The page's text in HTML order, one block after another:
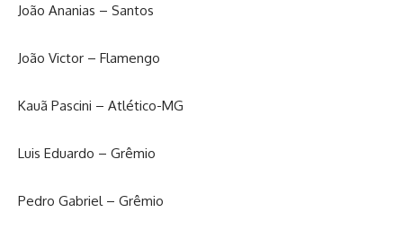
João Ananias – Santos
João Victor – Flamengo
Kauã Pascini – Atlético-MG
Luis Eduardo – Grêmio
Pedro Gabriel – Grêmio